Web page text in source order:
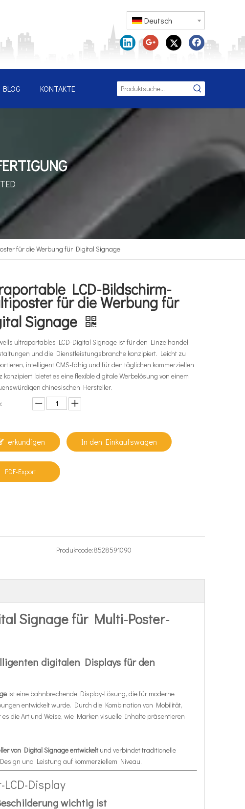
Deutsch
BLOG KONTAKTE
für die Werbung für Digital Signage
LCD-Bildschirm-
für die Werbung für
Signage
ultraportables LCD-Digital Signage ist für den Einzelhandel,
und die Dienstleistungsbranche konzipiert. Leicht zu
intelligent CMS-fähig und für den täglichen kommerziellen
konzipiert, bietet es eine flexible digitale Werbelösung von einem
chinesischen Hersteller.
erkundigen In den Einkaufswagen
PDF-Export
Produktcode:8528591090
Signage für Multi-Poster-
digitalen Displays für den
ist eine bahnbrechende Display-Lösung, die für moderne
entwickelt wurde. Durch die Kombination von Mobilität,
die Art und Weise, wie Marken visuelle Inhalte präsentieren
von Digital Signage entwickelt und verbindet traditionelle
und Leistung auf kommerziellem Niveau.
Display
wichtig ist